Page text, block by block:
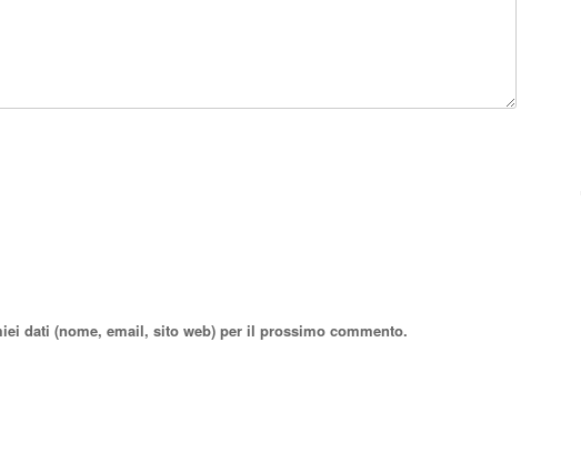
dati (nome, email, sito web) per il prossimo commento.